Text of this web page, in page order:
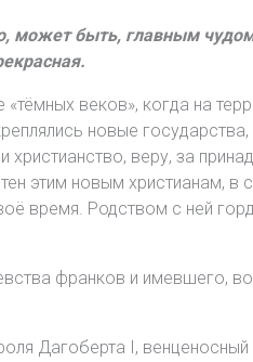
может быть, главным
веков», когда на
новые
веру, за
этим новым христианам,
время. Родством с ней
франков и имевшего,
Дагоберта I,